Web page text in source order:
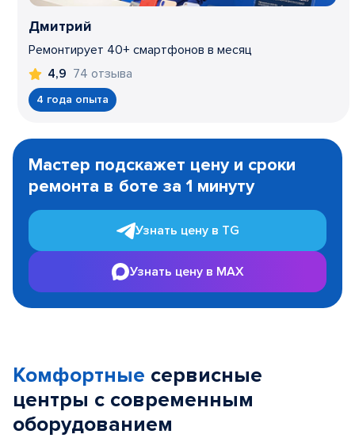
Дмитрий
Ремонтирует 40+ смартфонов в месяц
4,9 74 отзыва
4 года опыта
1
Мастер подскажет цену и сроки
ремонта в боте за 1 минуту
Узнать цену в TG
Узнать цену в MAX
Комфортные сервисные
центры с современным
оборудованием